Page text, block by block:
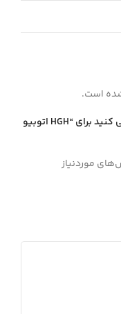
است.
اولین نفری باشید که دیدگاهی را ارسال می کنید برای “HGH اتوبيو
موردنیاز